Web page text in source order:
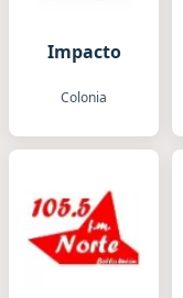
Impacto
Colonia